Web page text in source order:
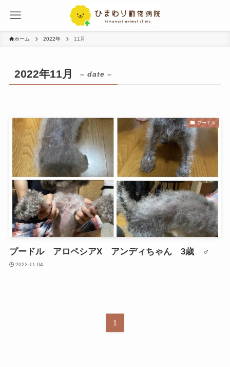
ホーム 2022年 11月
2022年11月 – date –
プードル
プードル アロペシアX アンディちゃん 3歳 ♂
2022-11-04
1